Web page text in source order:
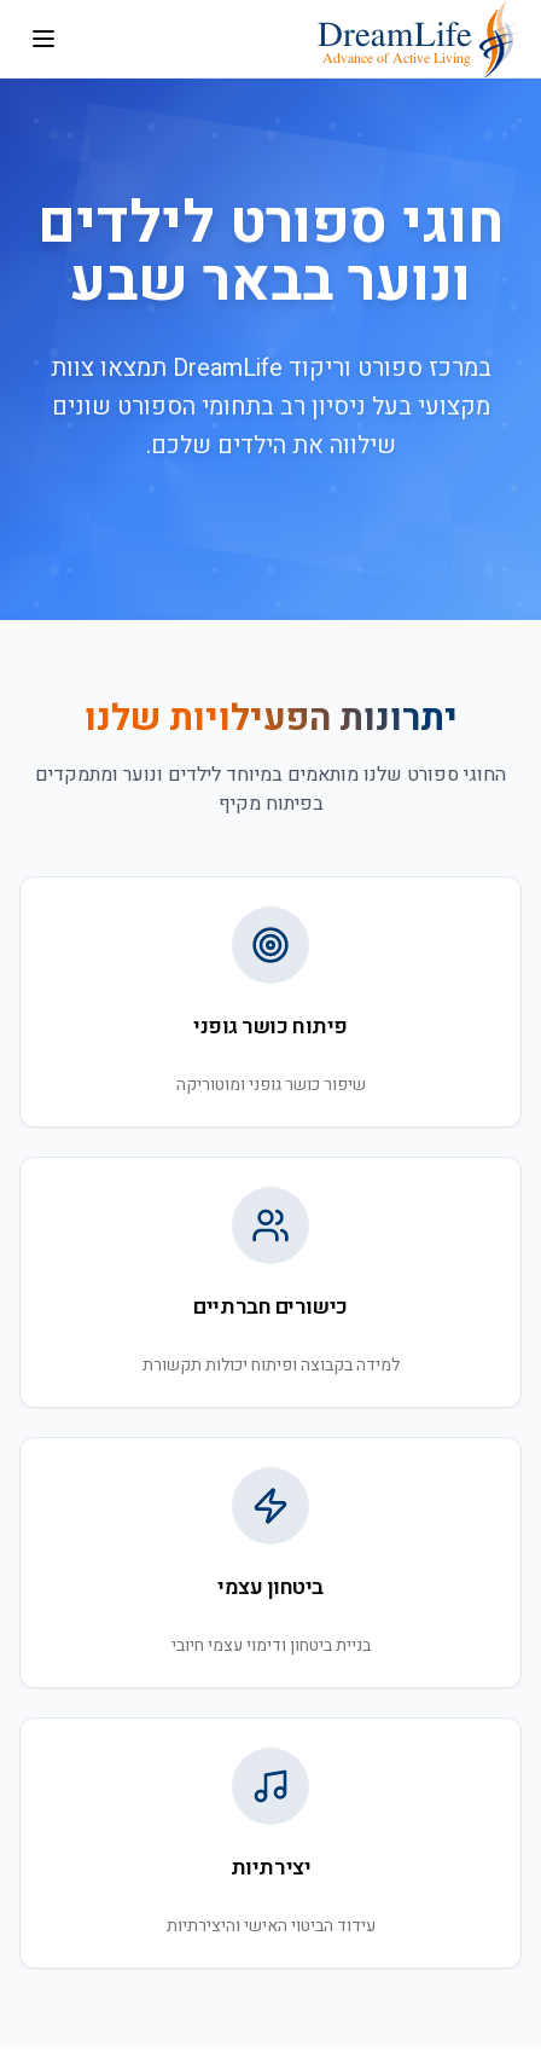
חוגי ספורט לילדים
ונוער בבאר שבע
במרכז ספורט וריקוד DreamLife תמצאו צוות
מקצועי בעל ניסיון רב בתחומי הספורט שונים
שילווה את הילדים שלכם.
יתרונות הפעילויות שלנו
החוגי ספורט שלנו מותאמים במיוחד לילדים ונוער ומתמקדים
בפיתוח מקיף
פיתוח כושר גופני
שיפור כושר גופני ומוטוריקה
כישורים חברתיים
למידה בקבוצה ופיתוח יכולות תקשורת
ביטחון עצמי
בניית ביטחון ודימוי עצמי חיובי
יצירתיות
עידוד הביטוי האישי והיצירתיות